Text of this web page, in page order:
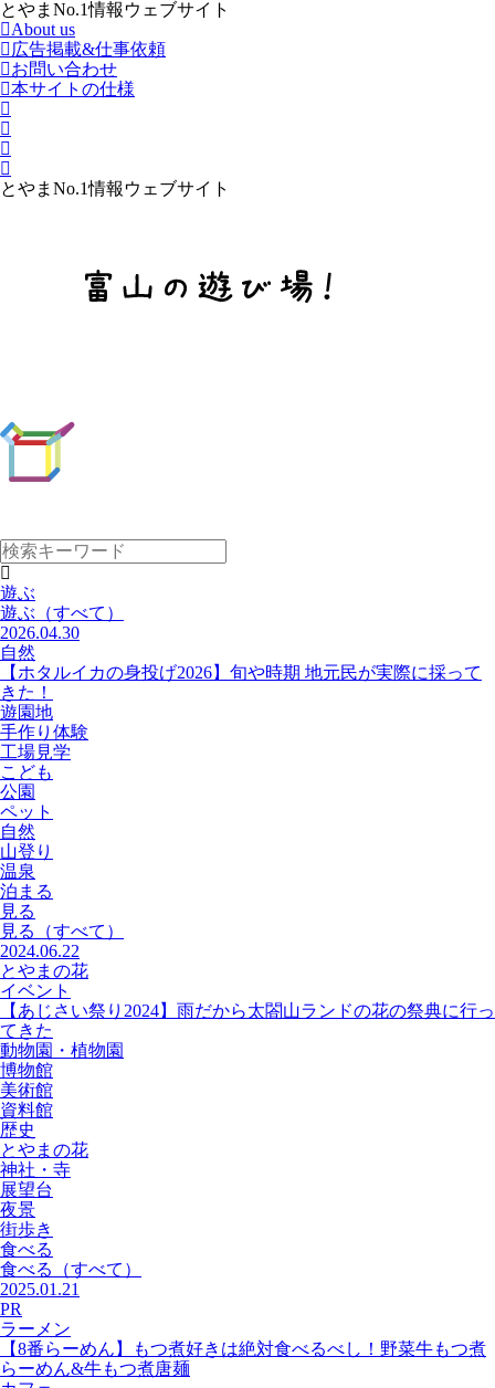
とやまNo.1情報ウェブサイト
About us
広告掲載&仕事依頼
お問い合わせ
本サイトの仕様
とやまNo.1情報ウェブサイト
遊ぶ
遊ぶ （すべて）
2026.04.30
自然
【ホタルイカの身投げ2026】旬や時期 地元民が実際に採って
きた！
遊園地
手作り体験
工場見学
こども
公園
ペット
自然
山登り
温泉
泊まる
見る
見る
（すべて）
2024.06.22
とやまの花
イベント
【あじさい祭り2024】雨だから太閤山ランドの花の祭典に行っ
てきた
動物園・植物園
博物館
美術館
資料館
歴史
とやまの花
神社・寺
展望台
夜景
街歩き
食べる
食べる
（すべて）
2025.01.21
PR
ラーメン
【8番らーめん】もつ煮好きは絶対食べるべし！野菜牛もつ煮
らーめん&牛もつ煮唐麺